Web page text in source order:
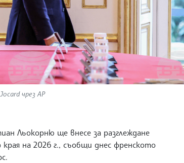
чрез AP
Льокорню ще внесе за разглеждане
на 2026 г., съобщи днес френското